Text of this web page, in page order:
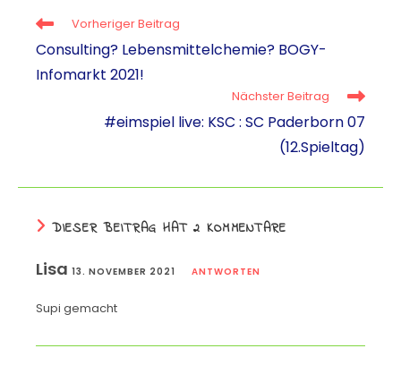
ts
A
p
gr
a
m
e
m
a
l y
Li
k
Vorheriger Beitrag
Consulting? Lebensmittelchemie? BOGY-
Infomarkt 2021!
Nächster Beitrag
#eimspiel live: KSC : SC Paderborn 07
(12.Spieltag)
DIESER BEITRAG HAT 2 KOMMENTARE
Lisa 13. NOVEMBER 2021 ANTWORTEN
Supi gemacht